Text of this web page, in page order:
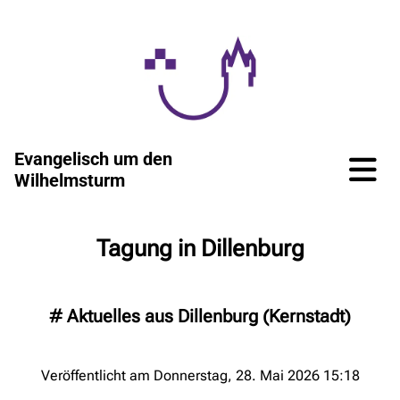
Evangelisch um den
Wilhelmsturm
Tagung in Dillenburg
# Aktuelles aus Dillenburg (Kernstadt)
Veröffentlicht am Donnerstag, 28. Mai 2026 15:18